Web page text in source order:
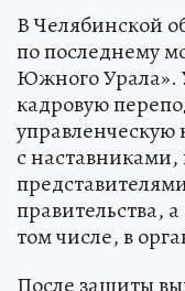
В Челябинской
по последнему
Южного Урала».
кадровую
с
правительства,
том числе, в